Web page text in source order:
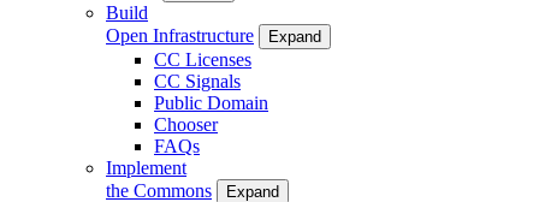
Build
Open Infrastructure
Expand
CC Licenses
CC Signals
Public Domain
Chooser
FAQs
Implement
the Commons
Expand